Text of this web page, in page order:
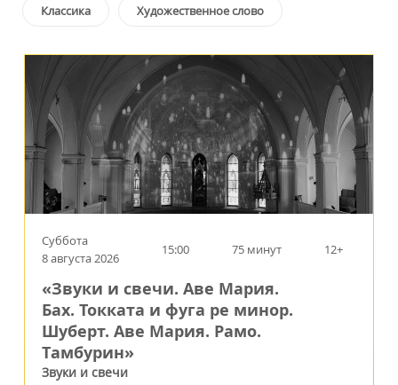
Классика Художественное слово
Суббота
8 августа 2026
15:00 75 минут 12+
«Звуки и свечи. Аве Мария.
Бах. Токката и фуга ре минор.
Шуберт. Аве Мария. Рамо.
Тамбурин»
Звуки и свечи